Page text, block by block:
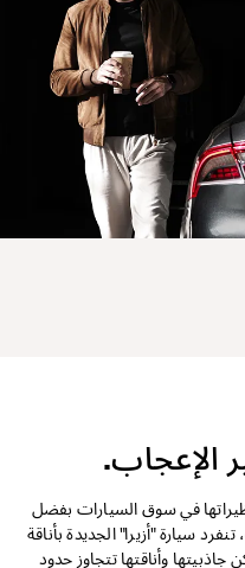
الإعجاب.
في سوق السيارات بفضل
سيارة "أزيرا" الجديدة بأناقة
وأناقتها تتجاوز حدود